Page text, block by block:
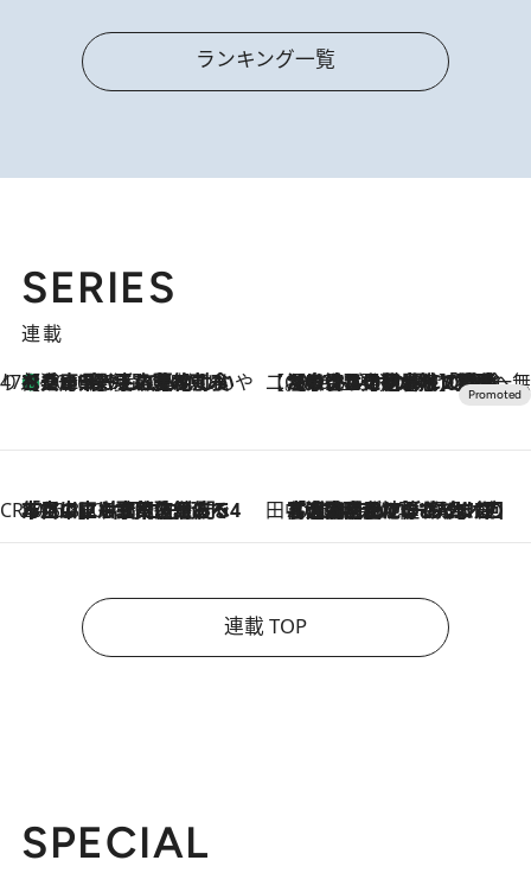
ランキング一覧
SERIES
連載
47都道府県の手みやげ ひんやりスイーツで夏を満喫
2026.8.8
【兵庫県】この夏絶対食べたい 冷やしておいしいおやつ3選 淡路島の恵みをジェラートに集約 【CREA×星野リゾート】唯一無二。癒しと発見が待つ場所へ
2026.8.7
【トンボの足水浴】ヒノキの香りに包まれて涼感マックス！約13℃の湧水かけ流しを避暑地「星野温泉 トンボの湯」で体験
CREA'S CHOICE
2026.8.7
「立川にも歌舞伎があるんだよ」 片岡仁左衛門・市川中車ら豪華座組みで4年目の立川立飛歌舞伎へ 田中稲の勝手に再ブーム
2026.8.7
「湘南乃風に憧れて」観客大盛上がりの“タオル回し”に、ラッパー顔負けの高速歌唱まで…さだまさし（74）のアグレッシブすぎる現在地
連載 TOP
SPECIAL